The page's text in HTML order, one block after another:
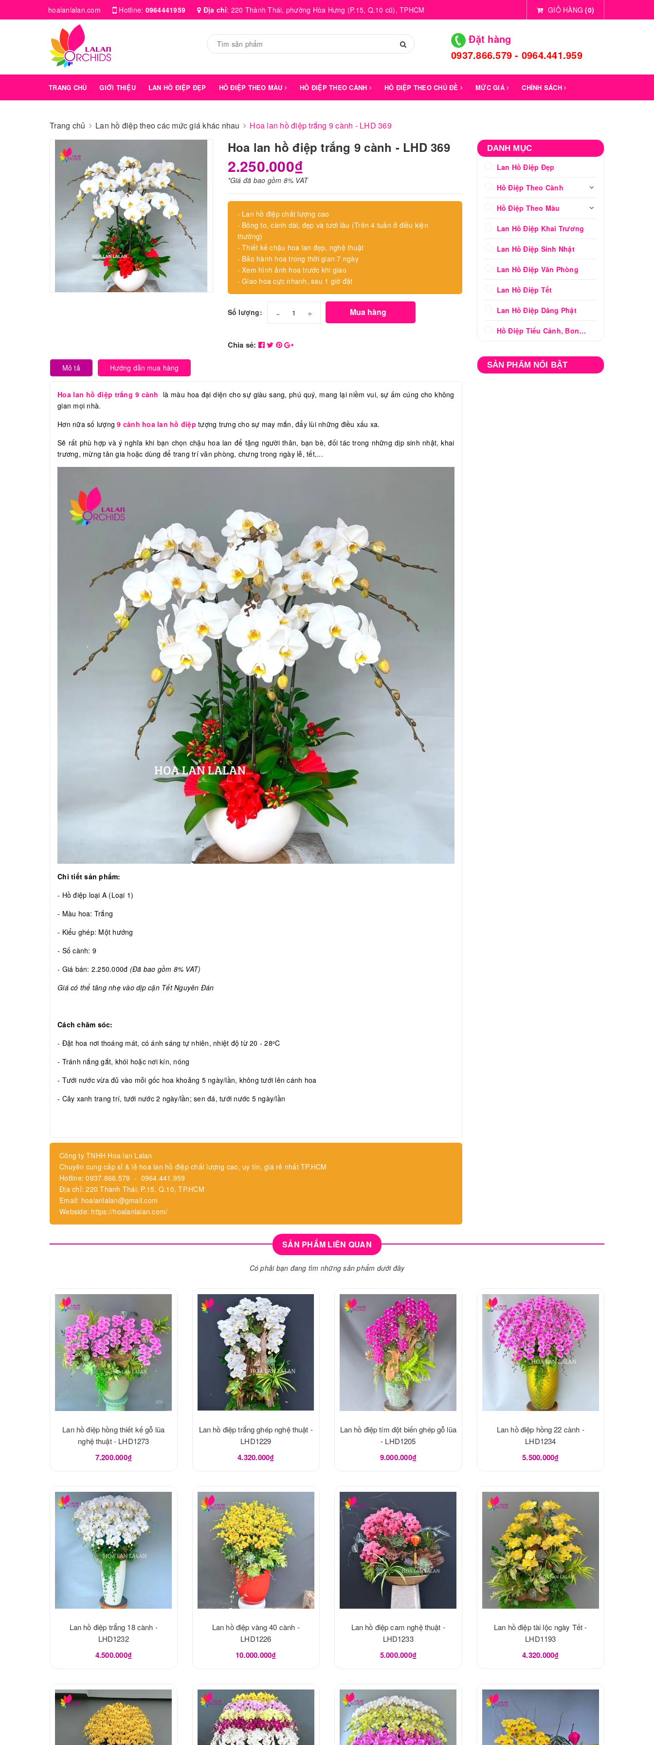
hoalanlalan.com Hotline: 0964441959 Địa chỉ: 220 Thành Thái, phường Hòa Hưng (P.15, Q.10 cũ), TPHCM GIỎ HÀNG (0)
Đặt hàng
0937.866.579 - 0964.441.959
TRANG CHỦ GIỚI THIỆU LAN HỒ ĐIỆP ĐẸP HỒ ĐIỆP THEO MÀU HỒ ĐIỆP THEO CÀNH HỒ ĐIỆP THEO CHỦ ĐỀ MỨC GIÁ CHÍNH SÁCH
Trang chủ Lan hồ điệp theo các mức giá khác nhau Hoa lan hồ điệp trắng 9 cành - LHD 369
Hoa lan hồ điệp trắng 9 cành - LHD 369
2.250.000₫
*Giá đã bao gồm 8% VAT
- Lan hồ điệp chất lượng cao
- Bông to, cành dài, đẹp và tươi lâu (Trên 4 tuần ở điều kiện
thường)
- Thiết kế chậu hoa lan đẹp, nghệ thuật
- Bảo hành hoa trong thời gian 7 ngày
- Xem hình ảnh hoa trước khi giao
- Giao hoa cực nhanh, sau 1 giờ đặt
Số lượng: - + Mua hàng
Chia sẻ:
Mô tả Hướng dẫn mua hàng
Hoa lan hồ điệp trắng 9 cành là màu hoa đại diện cho sự giàu sang, phú quý, mang lại niềm vui, sự ấm cúng cho không
gian mọi nhà.
Hơn nữa số lượng9 cành hoa lan hồ điệp tượng trưng cho sự may mắn, đẩy lùi những điều xấu xa.
Sẽ rất phù hợp và ý nghĩa khi bạn chọn chậu hoa lan để tặng người thân, bạn bè, đối tác trong những dịp sinh nhật, khai
trương, mừng tân gia hoặc dùng để trang trí văn phòng, chưng trong ngày lễ, tết,...
Chi tiết sản phẩm:
- Hồ điệp loại A (Loại 1)
- Màu hoa: Trắng
- Kiểu ghép: Một hướng
- Số cành: 9
- Giá bán: 2.250.000đ (Đã bao gồm 8% VAT)
Giá có thể tăng nhẹ vào dịp cận Tết Nguyên Đán
Cách chăm sóc:
- Đặt hoa nơi thoáng mát, có ánh sáng tự nhiên, nhiệt độ từ 20 - 28oC
- Tránh nắng gắt, khói hoặc nơi kín, nóng
- Tưới nước vừa đủ vào mỗi gốc hoa khoảng 5 ngày/lần, không tưới lên cánh hoa
- Cây xanh trang trí, tưới nước 2 ngày/lần; sen đá, tưới nước 5 ngày/lần
Công ty TNHH Hoa lan Lalan
Chuyên cung cấp sỉ & lẻ hoa lan hồ điệp chất lượng cao, uy tín, giá rẻ nhất TP.HCM
Hotline: 0937.866.579 - 0964.441.959
Địa chỉ: 220 Thành Thái, P.15, Q.10, TP.HCM
Email: hoalanlalan@gmail.com
Webside: https://hoalanlalan.com/
DANH MỤC
Lan Hồ Điệp Đẹp
Hồ Điệp Theo Cành
Hồ Điệp Theo Màu
Lan Hồ Điệp Khai Trương
Lan Hồ Điệp Sinh Nhật
Lan Hồ Điệp Văn Phòng
Lan Hồ Điệp Tết
Lan Hồ Điệp Dâng Phật
Hồ Điệp Tiểu Cảnh, Bonsai
SẢN PHẨM NỔI BẬT
SẢN PHẨM LIÊN QUAN
Có phải bạn đang tìm những sản phẩm dưới đây
Lan hồ điệp hồng thiết kế gỗ lũa
nghệ thuật - LHD1273
7.200.000₫
Lan hồ điệp trắng ghép nghệ thuật -
LHD1229
4.320.000₫
Lan hồ điệp tím đột biến ghép gỗ lũa
- LHD1205
9.000.000₫
Lan hồ điệp hồng 22 cành -
LHD1234
5.500.000₫
Lan hồ điệp trắng 18 cành -
LHD1232
4.500.000₫
Lan hồ điệp vàng 40 cành -
LHD1226
10.000.000₫
Lan hồ điệp cam nghệ thuật -
LHD1233
5.000.000₫
Lan hồ điệp tài lộc ngày Tết -
LHD1193
4.320.000₫